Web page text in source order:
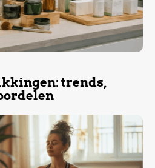
trends,